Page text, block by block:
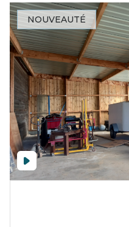
NOUVEAUTÉ